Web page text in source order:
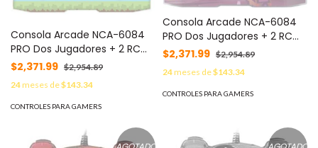
Consola Arcade NCA-6084
PRO Dos Jugadores + 2 RC
WIFI RAM 2GB Bocina 3W 12V
Juegos N64.
Almacenamiento 64GB,
$2,371.99 $2,954.89
24meses de$143.34
CONTROLES PARA GAMERS
Consola Arcade NCA-6084
PRO Dos Jugadores + 2 RC
WIFI RAM 2GB Bocina 3W 12V
Retroiluminado - Incluye
Juegos N64,
Almacenamiento 64GB,
$2,371.99 $2,954.89
24meses de$143.34
CONTROLES PARA GAMERS